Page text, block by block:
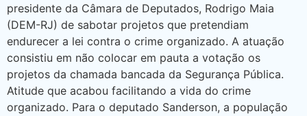
presidente da Câmara de Deputados, Rodrigo Maia
(DEM-RJ) de sabotar projetos que pretendiam
endurecer a lei contra o crime organizado. A atuação
consistiu em não colocar em pauta a votação os
projetos da chamada bancada da Segurança Pública.
Atitude que acabou facilitando a vida do crime
organizado. Para o deputado Sanderson, a população